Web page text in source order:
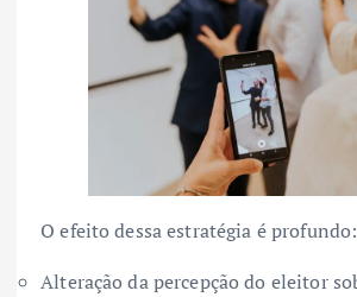
O efeito dessa estratégia é profundo:
Alteração da percepção do eleitor